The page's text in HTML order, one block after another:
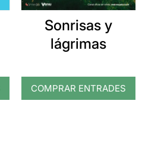
Sonrisas y
lágrimas
COMPRAR ENTRADES